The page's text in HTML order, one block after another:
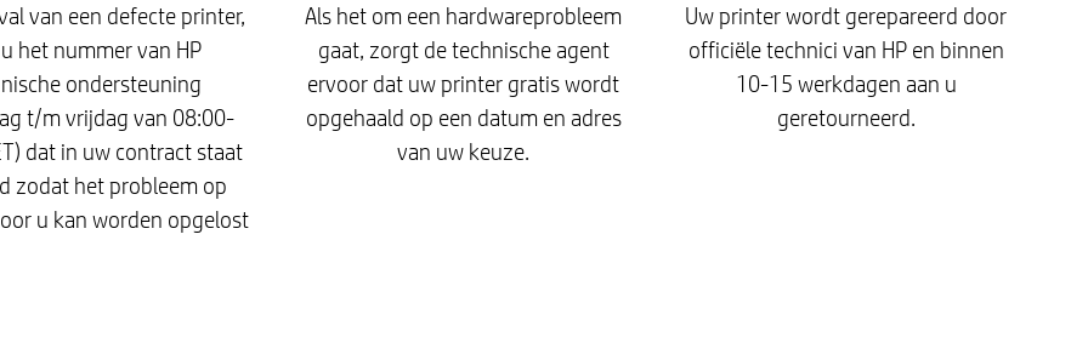
van een defecte printer,
het nummer van HP
ondersteuning
t/m vrijdag van 08:00-
dat in uw contract staat
zodat het probleem op
u kan worden opgelost
Als het om een hardwareprobleem
gaat, zorgt de technische agent
ervoor dat uw printer gratis wordt
opgehaald op een datum en adres
van uw keuze.
Uw printer wordt gerepareerd door
officiële technici van HP en binnen
10-15 werkdagen aan u
geretourneerd.